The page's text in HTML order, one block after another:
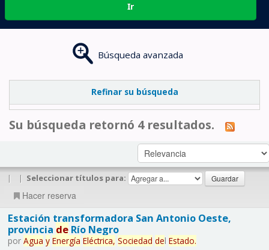
Ir
Búsqueda avanzada
Refinar su búsqueda
Su búsqueda retornó 4 resultados.
| | Seleccionar títulos para:
Hacer reserva
Estación transformadora San Antonio Oeste,
provincia deRío Negro
por Agua y Energía Eléctrica, Sociedad del Estado.